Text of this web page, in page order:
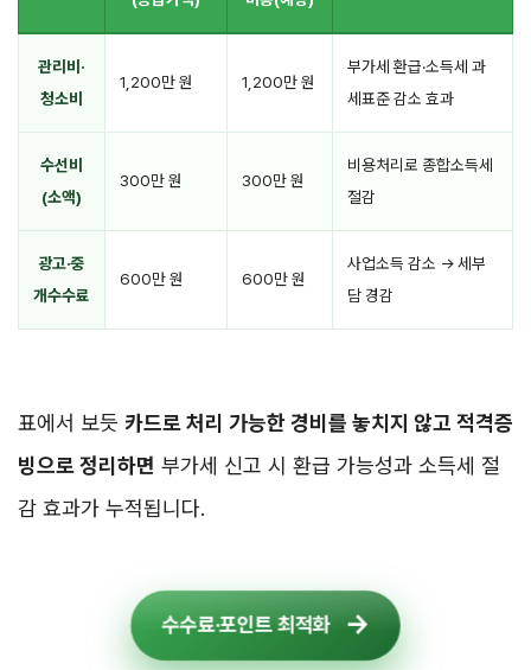
관리비·
청소비
1,200만 원 1,200만 원
부가세 환급·소득세 과
세표준 감소 효과
수선비
(소액)
300만 원 300만 원
비용처리로 종합소득세
절감
광고·중
개수수료
600만 원 600만 원
사업소득 감소 → 세부
담 경감
표에서 보듯 카드로 처리 가능한 경비를 놓치지 않고 적격증
빙으로 정리하면 부가세 신고 시 환급 가능성과 소득세 절
감 효과가 누적됩니다.
수수료·포인트 최적화